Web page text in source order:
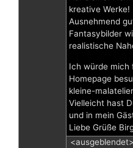
kreative Werke!
Ausnehmend
Fantasybilder
realistische
Ich würde mich
Homepage
kleine-
Vielleicht hast
und in mein
Liebe Grüße
<ausgeblendet>